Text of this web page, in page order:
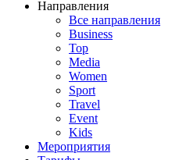
Направления
Все направления
Business
Top
Media
Women
Sport
Travel
Event
Kids
Мероприятия